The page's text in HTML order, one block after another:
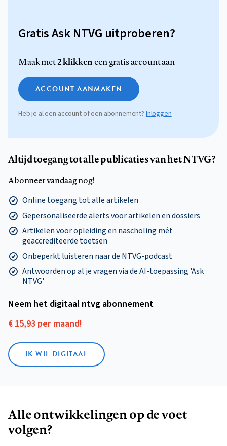
Gratis Ask NTVG uitproberen?
Maak met2 klikkeneen gratis account aan
ACCOUNT AANMAKEN
Heb je al een account of een abonnement?Inloggen
Altijd toegang tot alle publicaties van het NTVG?
Abonneer vandaag nog!
Online toegang tot alle artikelen
Gepersonaliseerde alerts voor artikelen en dossiers
Artikelen voor opleiding en nascholing mét
geaccrediteerde toetsen
Onbeperkt luisteren naar de NTVG-podcast
Antwoorden op al je vragen via de AI-toepassing 'Ask
NTVG'
Neem het digitaal ntvg abonnement
€ 15,93 per maand!
IK WIL DIGITAAL
Alle ontwikkelingen op de voet
volgen?